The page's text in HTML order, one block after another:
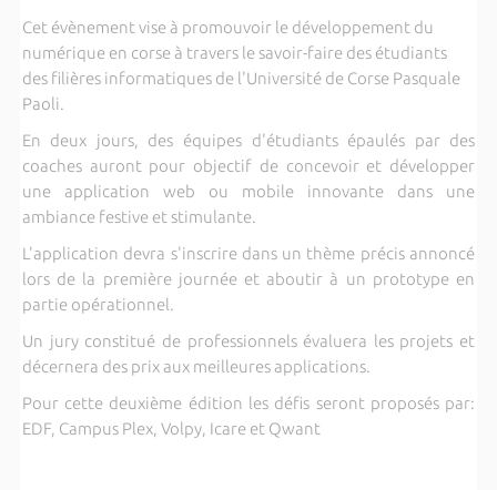
Cet évènement vise à promouvoir le développement du
numérique en corse à travers le savoir-faire des étudiants
des filières informatiques de l'Université de Corse Pasquale
Paoli.
En deux jours, des équipes d'étudiants épaulés par des
coaches auront pour objectif de concevoir et développer
une application web ou mobile innovante dans une
ambiance festive et stimulante.
L'application devra s'inscrire dans un thème précis annoncé
lors de la première journée et aboutir à un prototype en
partie opérationnel.
Un jury constitué de professionnels évaluera les projets et
décernera des prix aux meilleures applications.
Pour cette deuxième édition les défis seront proposés par:
EDF, Campus Plex, Volpy, Icare et Qwant